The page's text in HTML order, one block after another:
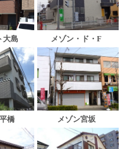
大島 メゾン・ド・F
橋 メゾン宮坂